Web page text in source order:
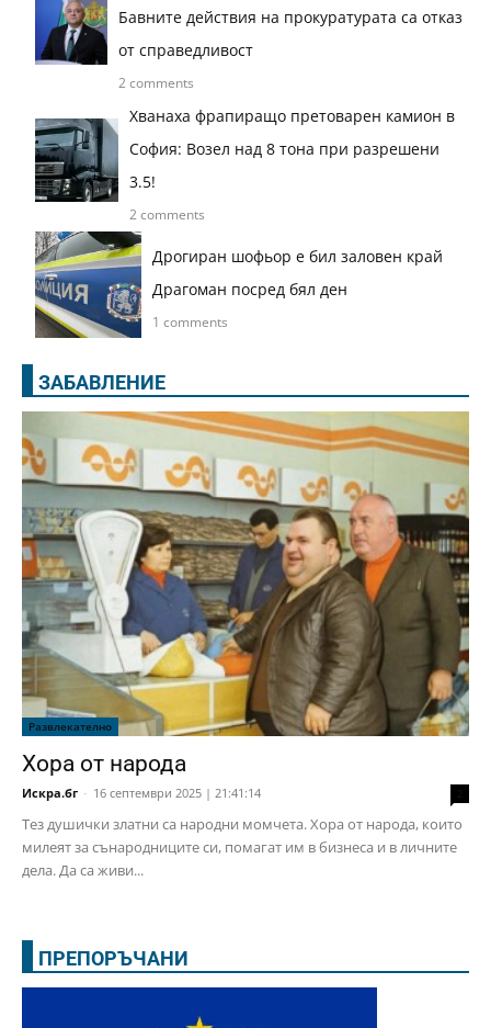
Бавните действия на прокуратурата са отказ
от справедливост
2 comments
Хванаха фрапиращо претоварен камион в
София: Возел над 8 тона при разрешени
3.5!
2 comments
Дрогиран шофьор е бил заловен край
Драгоман посред бял ден
1 comments
ЗАБАВЛЕНИЕ
Развлекателно
Хора от народа
Искра.бг - 16 септември 2025 | 21:41:14
Тез душички златни са народни момчета. Хора от народа, които
милеят за сънародниците си, помагат им в бизнеса и в личните
дела. Да са живи...
ПРЕПОРЪЧАНИ